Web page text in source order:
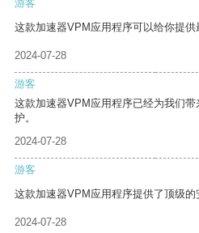
游客
这款加速器VPM应用程序可以给你提供
2024-07-28
游客
这款加速器VPM应用程序已经为我们
护。
2024-07-28
游客
这款加速器VPM应用程序提供了顶级的
2024-07-28